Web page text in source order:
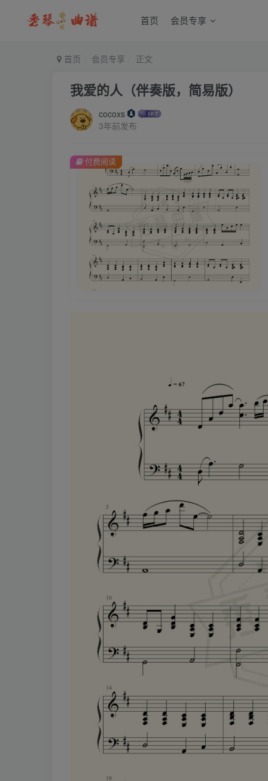
首页 会员专享
首页 会员专享 正文
我爱的人（伴奏版，简易版）
cocoxs
3年前发布
付费阅读